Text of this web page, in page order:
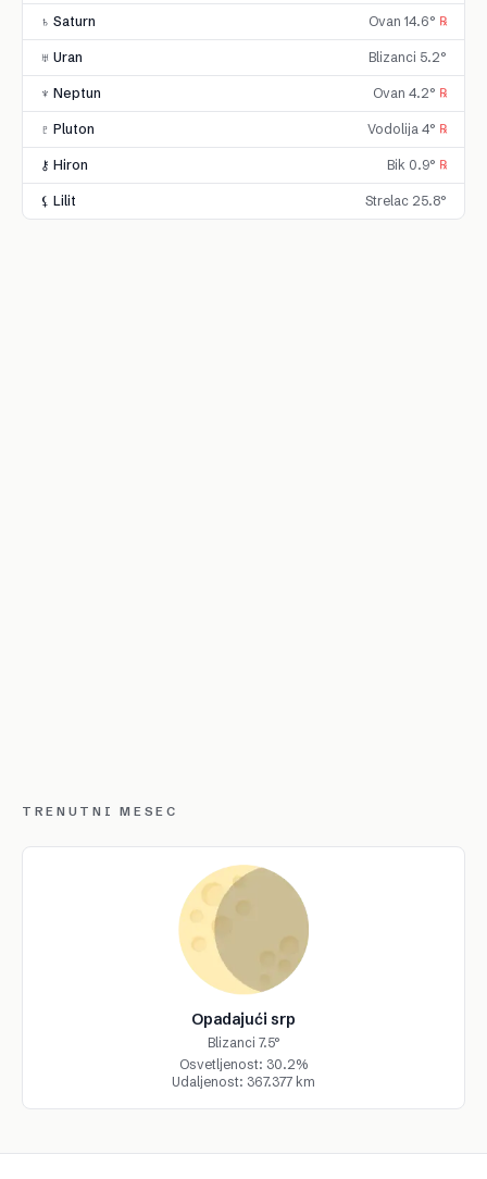
♄ Saturn Ovan 14.6° ℞
♅ Uran Blizanci 5.2°
♆ Neptun Ovan 4.2° ℞
♇ Pluton Vodolija 4° ℞
⚷ Hiron Bik 0.9° ℞
⚸ Lilit Strelac 25.8°
TRENUTNI MESEC
Opadajući srp
Blizanci 7.5°
Osvetljenost: 30.2%
Udaljenost: 367.377 km